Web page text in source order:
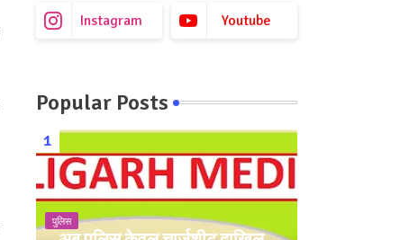
Instagram Youtube
Popular Posts
पुलिस